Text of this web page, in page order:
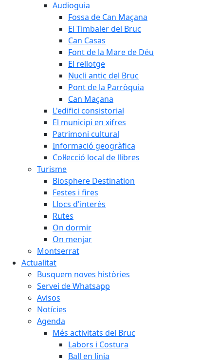
Audioguia
Fossa de Can Maçana
El Timbaler del Bruc
Can Casas
Font de la Mare de Déu
El rellotge
Nucli antic del Bruc
Pont de la Parròquia
Can Maçana
L'edifici consistorial
El municipi en xifres
Patrimoni cultural
Informació geogràfica
Col·lecció local de llibres
Turisme
Biosphere Destination
Festes i fires
Llocs d'interès
Rutes
On dormir
On menjar
Montserrat
Actualitat
Busquem noves històries
Servei de Whatsapp
Avisos
Notícies
Agenda
Més activitats del Bruc
Labors i Costura
Ball en línia